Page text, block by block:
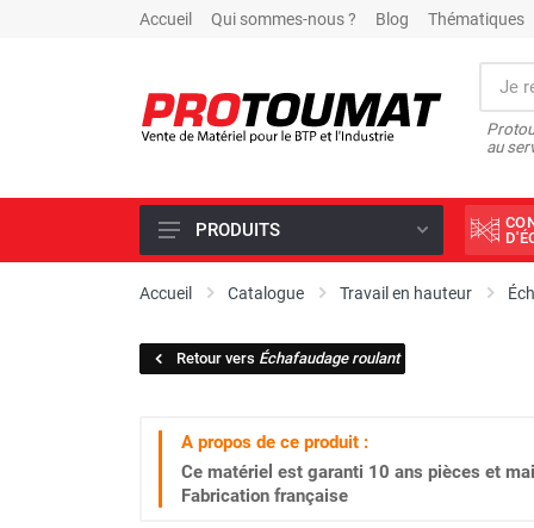
Accueil Qui sommes-nous ? Blog Thématiques
au
PROMOTIONS D'USINE
SCIAGE ET FORAGE
TRAVAIL DU BÉTON
MALAXEUR
PRODUITS
Accueil Catalogue Travail en hauteur
Retour vers Échafaudage roulant
A propos de ce produit :
Ce matériel est garanti 10 ans pièces et
Fabrication française